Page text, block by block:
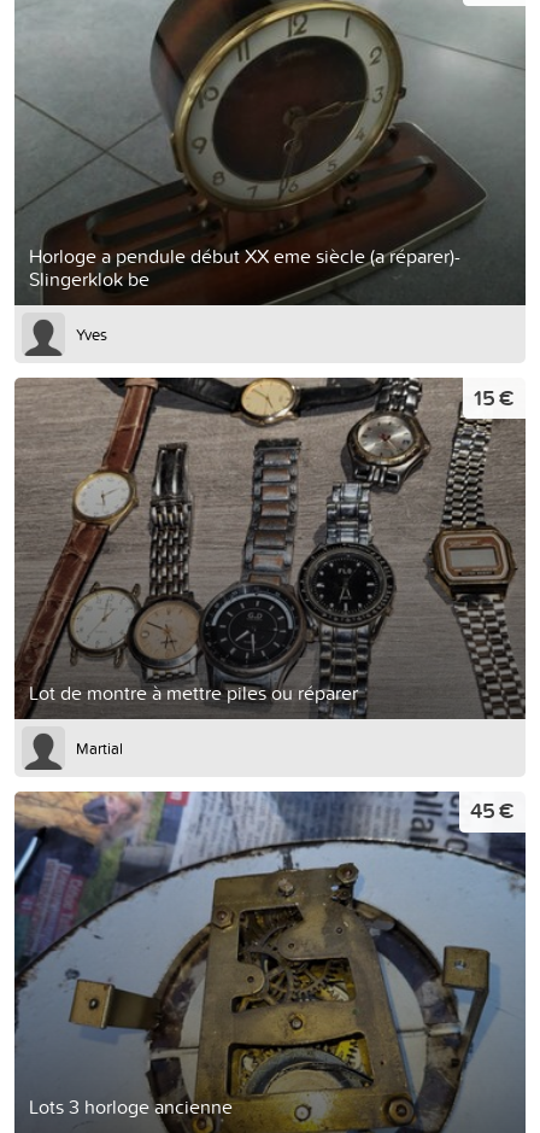
Horloge a pendule début XX eme siècle (a réparer)-
Slingerklok be
Yves
Lot de montre à mettre piles ou réparer
15 €
Martial
Lots 3 horloge ancienne
45 €